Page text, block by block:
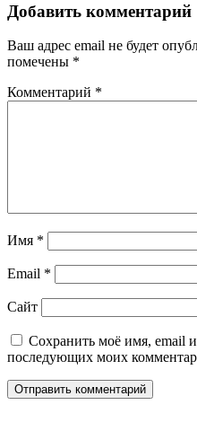
Добавить комментарий
Ваш адрес email не будет
помечены *
Комментарий *
Имя *
Email *
Сайт
Сохранить моё имя, email и
последующих моих